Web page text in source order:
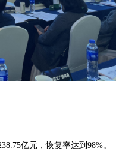
亿元，恢复率达到98%。